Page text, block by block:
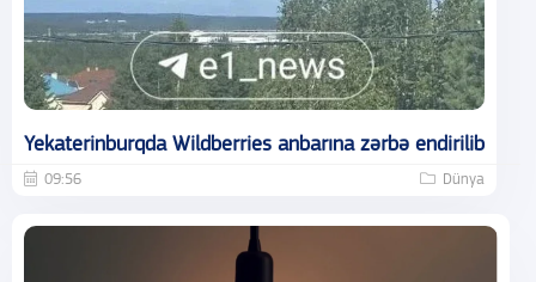
Yekaterinburqda Wildberries anbarına zərbə endirilib
09:56 Dünya